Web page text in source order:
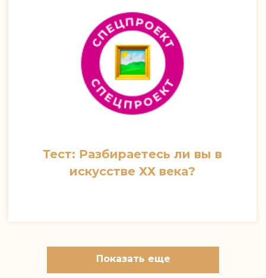
Тест: Разбираетесь ли вы в
искусстве ХХ века?
Показать еще